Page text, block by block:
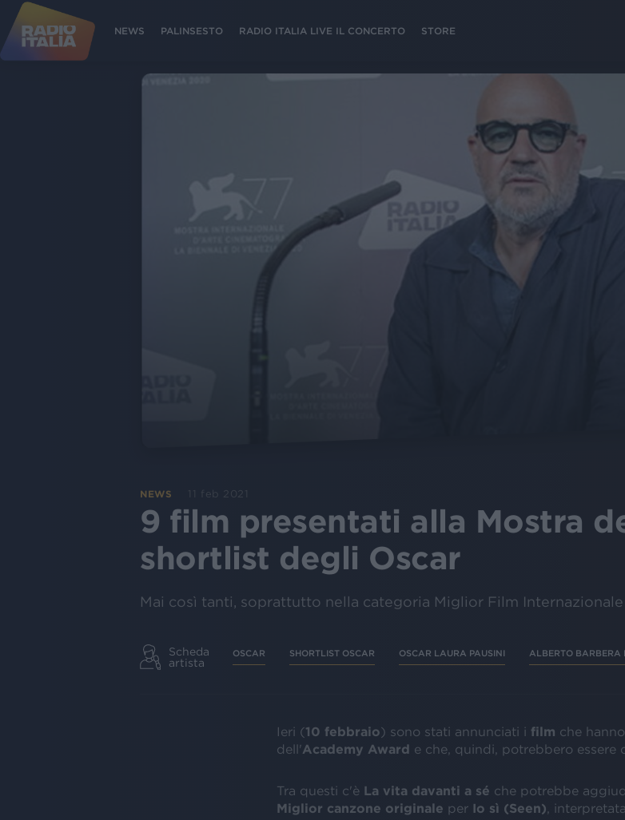
NEWS PALINSESTO RADIO ITALIA LIVE IL CONCERTO STORE
NEWS 11 feb 2021
9 film presentati alla Mostra
shortlist degli Oscar
Mai così tanti, soprattutto nella categoria Miglior Film Internazionale
Scheda
artista
OSCAR SHORTLIST OSCAR OSCAR LAURA PAUSINI ALBERTO BARBERA
Ieri (10 febbraio) sono stati annunciati i film che
dell'Academy Award e che, quindi, potrebbero essere
Tra questi c'è La vita davanti a sé che potrebbe
Miglior canzone originale per Io sì (Seen) ,